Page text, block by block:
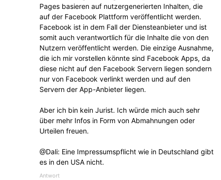
Pages basieren auf nutzergenerierten Inhalten, die
auf der Facebook Plattform veröffentlicht werden.
Facebook ist in dem Fall der Diensteanbieter und ist
somit auch verantwortlich für die Inhalte die von den
Nutzern veröffentlicht werden. Die einzige Ausnahme,
die ich mir vorstellen könnte sind Facebook Apps, da
diese nicht auf den Facebook Servern liegen sondern
nur von Facebook verlinkt werden und auf den
Servern der App-Anbieter liegen.
Aber ich bin kein Jurist. Ich würde mich auch sehr
über mehr Infos in Form von Abmahnungen oder
Urteilen freuen.
@Dali: Eine Impressumspflicht wie in Deutschland gibt
es in den USA nicht.
Antwort